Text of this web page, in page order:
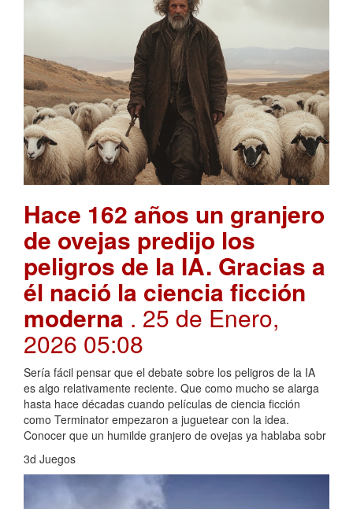
Hace 162 años un granjero
de ovejas predijo los
peligros de la IA. Gracias a
él nació la ciencia ficción
moderna . 25 de Enero,
2026 05:08
Sería fácil pensar que el debate sobre los peligros de la IA
es algo relativamente reciente. Que como mucho se alarga
hasta hace décadas cuando películas de ciencia ficción
como Terminator empezaron a juguetear con la idea.
Conocer que un humilde granjero de ovejas ya hablaba sobr
3d Juegos